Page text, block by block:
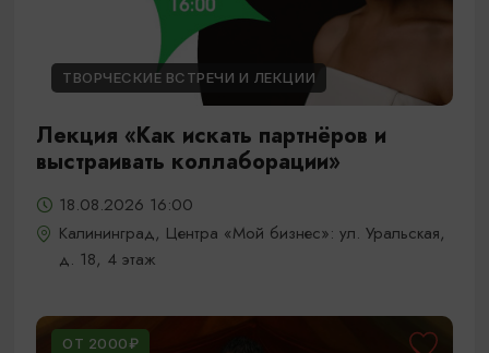
ТВОРЧЕСКИЕ ВСТРЕЧИ И ЛЕКЦИИ
Лекция «Как искать партнёров и
выстраивать коллаборации»
18.08.2026 16:00
Калининград, Центра «Мой бизнес»: ул. Уральская,
д. 18, 4 этаж
ОТ 2000₽